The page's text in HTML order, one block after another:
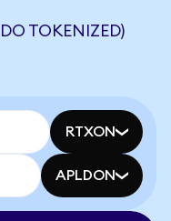
TOKENIZED)
RTXON
APLDON